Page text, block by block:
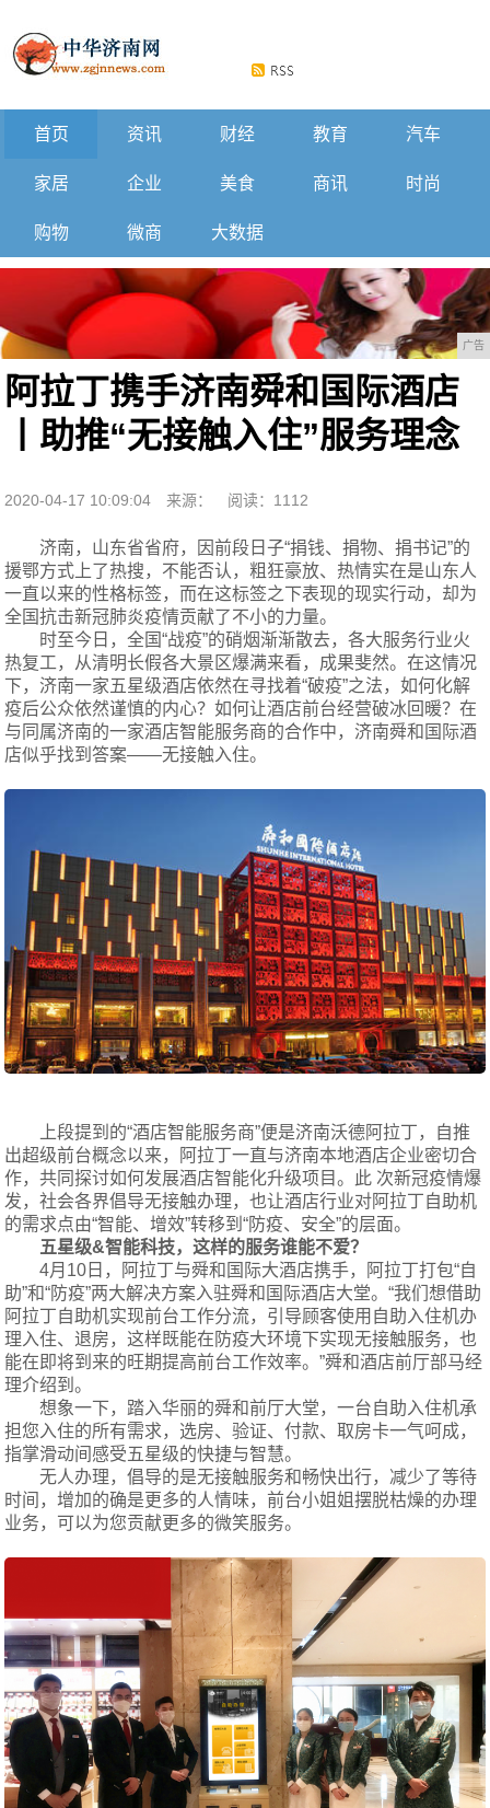
首页 资讯 财经 教育 汽车
家居 企业 美食 商讯 时尚
购物 微商 大数据
广告
阿拉丁携手济南舜和国际酒店
丨助推“无接触入住”服务理念
2020-04-17 10:09:04 来源： 阅读：1112
济南，山东省省府，因前段日子“捐钱、捐物、捐书记”的
援鄂方式上了热搜，不能否认，粗狂豪放、热情实在是山东人
一直以来的性格标签，而在这标签之下表现的现实行动，却为
全国抗击新冠肺炎疫情贡献了不小的力量。
时至今日，全国“战疫”的硝烟渐渐散去，各大服务行业火
热复工，从清明长假各大景区爆满来看，成果斐然。在这情况
下，济南一家五星级酒店依然在寻找着“破疫”之法，如何化解
疫后公众依然谨慎的内心？如何让酒店前台经营破冰回暖？在
与同属济南的一家酒店智能服务商的合作中，济南舜和国际酒
店似乎找到答案——无接触入住。
上段提到的“酒店智能服务商”便是济南沃德阿拉丁，自推
出超级前台概念以来，阿拉丁一直与济南本地酒店企业密切合
作，共同探讨如何发展酒店智能化升级项目。此 次新冠疫情爆
发，社会各界倡导无接触办理，也让酒店行业对阿拉丁自助机
的需求点由“智能、增效”转移到“防疫、安全”的层面。
五星级&智能科技，这样的服务谁能不爱？
4月10日，阿拉丁与舜和国际大酒店携手，阿拉丁打包“自
助”和“防疫”两大解决方案入驻舜和国际酒店大堂。“我们想借助
阿拉丁自助机实现前台工作分流，引导顾客使用自助入住机办
理入住、退房，这样既能在防疫大环境下实现无接触服务，也
能在即将到来的旺期提高前台工作效率。”舜和酒店前厅部马经
理介绍到。
想象一下，踏入华丽的舜和前厅大堂，一台自助入住机承
担您入住的所有需求，选房、验证、付款、取房卡一气呵成，
指掌滑动间感受五星级的快捷与智慧。
无人办理，倡导的是无接触服务和畅快出行，减少了等待
时间，增加的确是更多的人情味，前台小姐姐摆脱枯燥的办理
业务，可以为您贡献更多的微笑服务。